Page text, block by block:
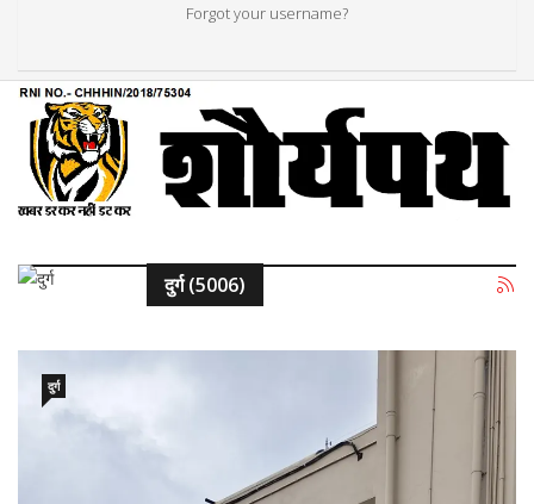
Forgot your username?
दुर्ग (5006)
दुर्ग